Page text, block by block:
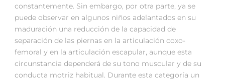
constantemente. Sin embargo, por otra parte, ya se
puede observar en algunos niños adelantados en su
maduración una reducción de la capacidad de
separación de las piernas en la articulación coxo-
femoral y en la articulación escapular, aunque esta
circunstancia dependerá de su tono muscular y de su
conducta motriz habitual. Durante esta categoría un